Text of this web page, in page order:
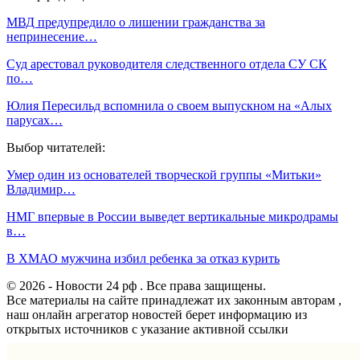
МВД предупредило о лишении гражданства за
непринесение…
Суд арестовал руководителя следственного отдела СУ СК
по…
Юлия Пересильд вспомнила о своем выпускном на «Алых
парусах…
Выбор читателей:
Умер один из основателей творческой группы «Митьки»
Владимир…
НМГ впервые в России выведет вертикальные микродрамы
в…
В ХМАО мужчина избил ребенка за отказ курить
© 2026 - Новости 24 рф . Все права защищены.
Все материалы на сайте принадлежат их законным авторам ,
наш онлайн агрегатор новостей берет информацию из
открытых источников с указание активной ссылки